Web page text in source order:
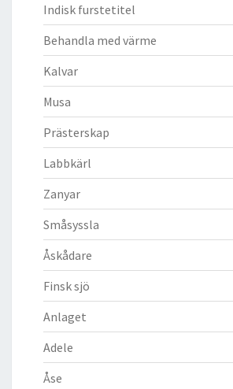
Indisk furstetitel
Behandla med värme
Kalvar
Musa
Prästerskap
Labbkärl
Zanyar
Småsyssla
Åskådare
Finsk sjö
Anlaget
Adele
Åse